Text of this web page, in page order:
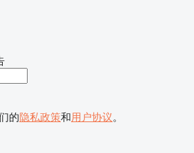
的隐私政策和用户协议。